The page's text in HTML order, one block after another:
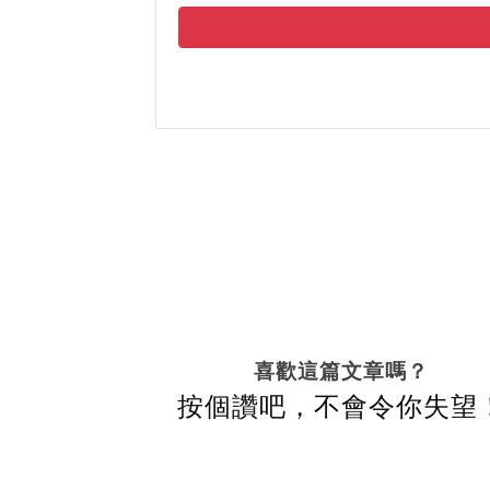
喜歡這篇文章嗎？
按個讚吧，不會令你失望